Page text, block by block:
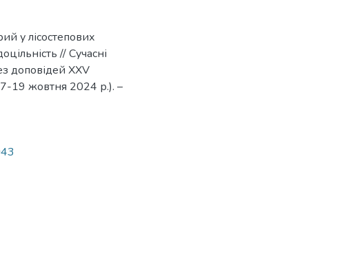
у лісостепових
// Сучасні
доповідей XXV
19 жовтня 2024 р.). –